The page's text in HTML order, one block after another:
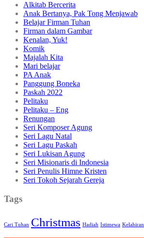
Alkitab Bercerita
Anak Bertanya, Pak Tong Menjawab
Belajar Firman Tuhan
Firman dalam Gambar
Kenalan, Yuk!
Komik
Majalah Kita
Mari belajar
PA Anak
Panggung Boneka
Paskah 2022
Pelitaku
Pelitaku – Eng
Renungan
Seri Komposer Agung
Seri Lagu Natal
Seri Lagu Paskah
Seri Lukisan Agung
Seri Misionaris di Indonesia
Seri Penulis Himne Kristen
Seri Tokoh Sejarah Gereja
Tags
Cari Tuhan Christmas Hadiah Istimewa Kelahiran